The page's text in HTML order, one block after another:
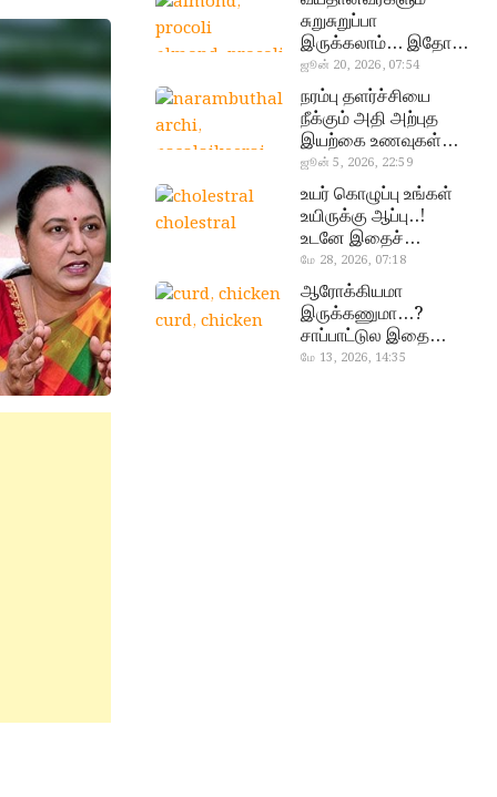
almond, procoli
சுறுசுறுப்பா
இருக்கலாம்… இதோ
சூப்பர் உணவுகள்!
ஜூன் 20, 2026, 07:54
narambuthalar
chi,
pasalaikeerai
நரம்பு தளர்ச்சியை
நீக்கும் அதி அற்புத
இயற்கை உணவுகள்…
தவற விட்டுறாதீங்க!
ஜூன் 5, 2026, 22:59
cholestral
உயர் கொழுப்பு உங்கள்
உயிருக்கு ஆப்பு..!
உடனே இதைச்
செய்யுங்க!
மே 28, 2026, 07:18
curd, chicken
ஆரோக்கியமா
இருக்கணுமா…?
சாப்பாட்டுல இதை
எல்லாம்
மே 13, 2026, 14:35